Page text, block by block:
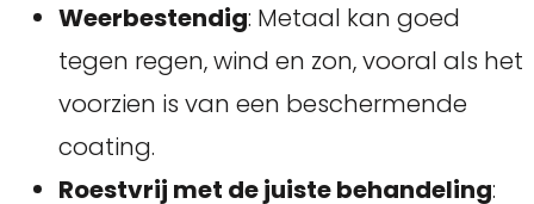
Weerbestendig: Metaal kan goed
tegen regen, wind en zon, vooral als het
voorzien is van een beschermende
coating.
Roestvrij met de juiste behandeling: